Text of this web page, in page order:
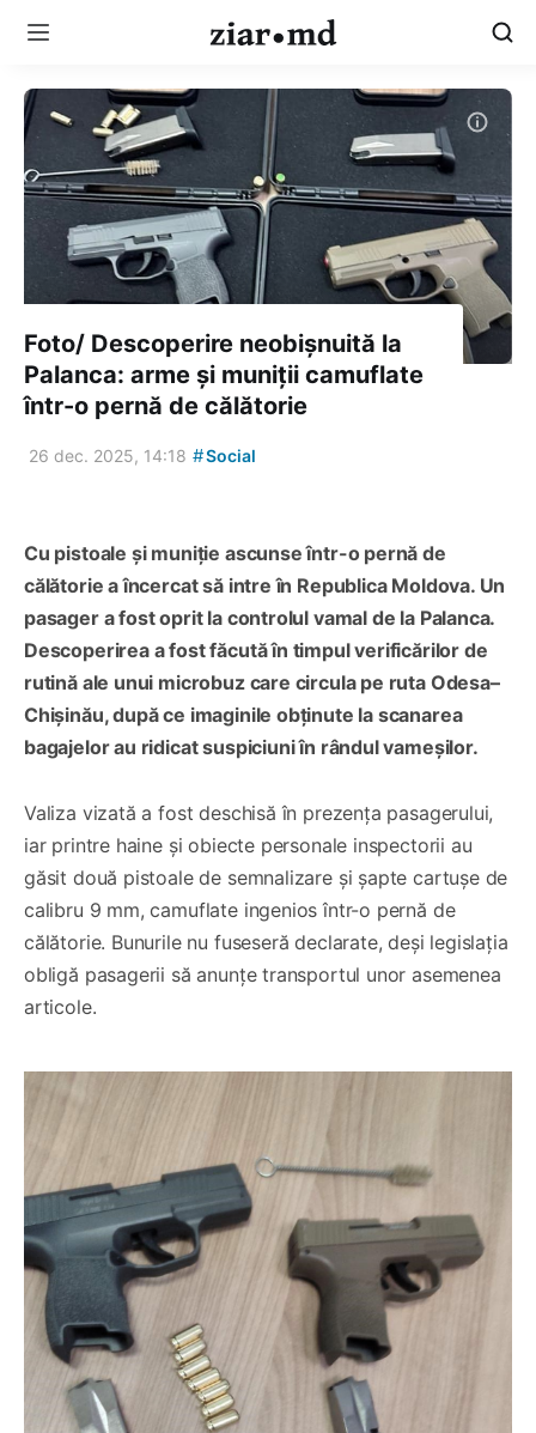
Foto/ Descoperire neobișnuită la
Palanca: arme și muniții camuflate
într-o pernă de călătorie
26 dec. 2025, 14:18 #Social
Cu pistoale și muniție ascunse într-o pernă de
călătorie a încercat să intre în Republica Moldova. Un
pasager a fost oprit la controlul vamal de la Palanca.
Descoperirea a fost făcută în timpul verificărilor de
rutină ale unui microbuz care circula pe ruta Odesa–
Chișinău, după ce imaginile obținute la scanarea
bagajelor au ridicat suspiciuni în rândul vameșilor.
Valiza vizată a fost deschisă în prezența pasagerului,
iar printre haine și obiecte personale inspectorii au
găsit două pistoale de semnalizare și șapte cartușe de
calibru 9 mm, camuflate ingenios într-o pernă de
călătorie. Bunurile nu fuseseră declarate, deși legislația
obligă pasagerii să anunțe transportul unor asemenea
articole.